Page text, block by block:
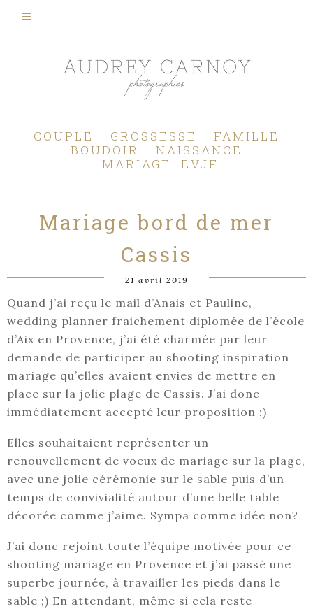
COUPLE GROSSESSE
FAMILLE
BOUDOIR
NAISSANCE
MARIAGE
EVJF
Mariage bord de mer
Cassis
21 avril 2019
Quand j’ai reçu le mail d’Anais et Pauline,
wedding planner fraichement diplomée de l’école
d’Aix en Provence, j’ai été charmée par leur
demande de participer au shooting inspiration
mariage qu’elles avaient envies de mettre en
place sur la jolie plage de Cassis. J’ai donc
immédiatement accepté leur proposition :)
Elles souhaitaient représenter un
renouvellement de voeux de mariage sur la plage,
avec une jolie cérémonie sur le sable puis d’un
temps de convivialité autour d’une belle table
décorée comme j’aime. Sympa comme idée non?
J’ai donc rejoint toute l’équipe motivée pour ce
shooting mariage en Provence et j’ai passé une
superbe journée, à travailler les pieds dans le
sable ;) En attendant, même si cela reste